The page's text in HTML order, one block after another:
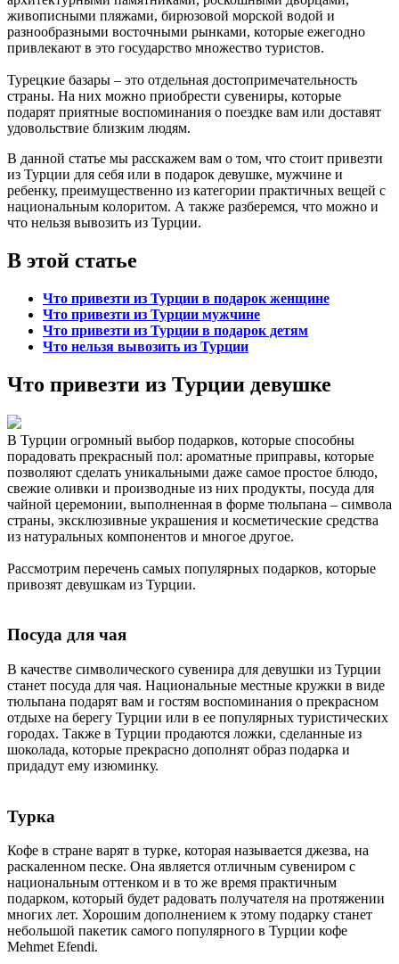
живописными пляжами, бирюзовой морской водой и
разнообразными восточными рынками, которые ежегодно
привлекают в это государство множество туристов.
Турецкие базары – это отдельная достопримечательность
страны. На них можно приобрести сувениры, которые
подарят приятные воспоминания о поездке вам или доставят
удовольствие близким людям.
В данной статье мы расскажем вам о том, что стоит привезти
из Турции для себя или в подарок девушке, мужчине и
ребенку, преимущественно из категории практичных вещей с
национальным колоритом. А также разберемся, что можно и
что нельзя вывозить из Турции.
В этой статье
Что привезти из Турции в подарок женщине
Что привезти из Турции мужчине
Что привезти из Турции в подарок детям
Что нельзя вывозить из Турции
Что привезти из Турции девушке
В Турции огромный выбор подарков, которые способны
порадовать прекрасный пол: ароматные приправы, которые
позволяют сделать уникальными даже самое простое блюдо,
свежие оливки и производные из них продукты, посуда для
чайной церемонии, выполненная в форме тюльпана – символа
страны, эксклюзивные украшения и косметические средства
из натуральных компонентов и многое другое.
Рассмотрим перечень самых популярных подарков, которые
привозят девушкам из Турции.
Посуда для чая
В качестве символического сувенира для девушки из Турции
станет посуда для чая. Национальные местные кружки в виде
тюльпана подарят вам и гостям воспоминания о прекрасном
отдыхе на берегу Турции или в ее популярных туристических
городах. Также в Турции продаются ложки, сделанные из
шоколада, которые прекрасно дополнят образ подарка и
придадут ему изюминку.
Турка
Кофе в стране варят в турке, которая называется джезва, на
раскаленном песке. Она является отличным сувениром с
национальным оттенком и в то же время практичным
подарком, который будет радовать получателя на протяжении
многих лет. Хорошим дополнением к этому подарку станет
небольшой пакетик самого популярного в Турции кофе
Mehmet Efendi.